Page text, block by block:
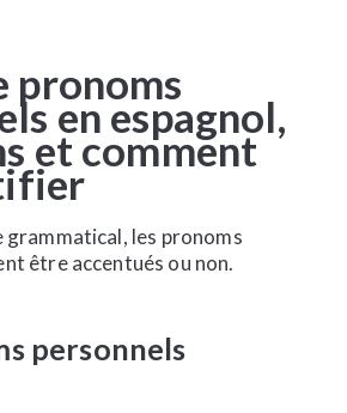
pronoms
en espagnol,
et comment
grammatical, les pronoms
être accentués ou non.
personnels